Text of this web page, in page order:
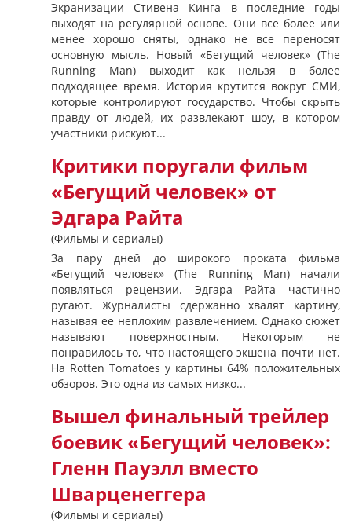
Экранизации Стивена Кинга в последние годы
выходят на регулярной основе. Они все более или
менее хорошо сняты, однако не все переносят
основную мысль. Новый «Бегущий человек» (The
Running Man) выходит как нельзя в более
подходящее время. История крутится вокруг СМИ,
которые контролируют государство. Чтобы скрыть
правду от людей, их развлекают шоу, в котором
участники рискуют...
Критики поругали фильм
«Бегущий человек» от
Эдгара Райта
(Фильмы и сериалы)
За пару дней до широкого проката фильма
«Бегущий человек» (The Running Man) начали
появляться рецензии. Эдгара Райта частично
ругают. Журналисты сдержанно хвалят картину,
называя ее неплохим развлечением. Однако сюжет
называют поверхностным. Некоторым не
понравилось то, что настоящего экшена почти нет.
На Rotten Tomatoes у картины 64% положительных
обзоров. Это одна из самых низко...
Вышел финальный трейлер
боевик «Бегущий человек»:
Гленн Пауэлл вместо
Шварценеггера
(Фильмы и сериалы)